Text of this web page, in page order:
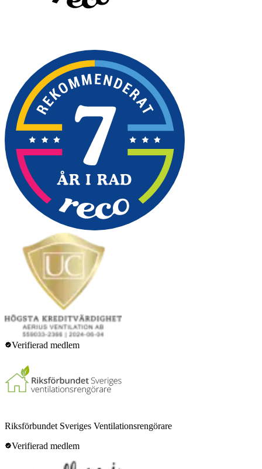
Verifierad medlem
Riksförbundet Sveriges Ventilationsrengörare
Verifierad medlem